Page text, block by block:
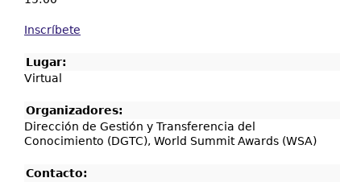
Inscríbete
Lugar:
Virtual
Organizadores:
Dirección de Gestión y Transferencia del
Conocimiento (DGTC), World Summit Awards (WSA)
Contacto: